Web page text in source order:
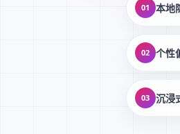
01 本地
02 个性
03 沉浸